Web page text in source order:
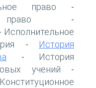
право -
-
Исполнительное
-
История
-
История
учений -
Конституционное